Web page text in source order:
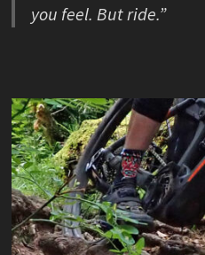
you feel. But ride.”